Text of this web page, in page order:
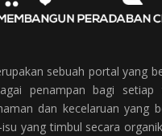
sebuah portal yang
penampan bagi setiap
dan kecelaruan yang
yang timbul secara